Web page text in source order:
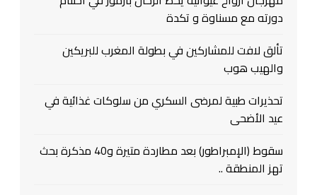
دورته مع مسناوة و تكدة
تألق لافت للمشاركين في بطولة المغرب للبريكين
والهيب هوب
تحذيرات طبية لمرضى السكري من سلوكات غذائية في
عيد الأضحى
سقوط (الإمبراطور) بعد مطاردة متيرة و40 مذكرة بحث
تهز المنطقة ..